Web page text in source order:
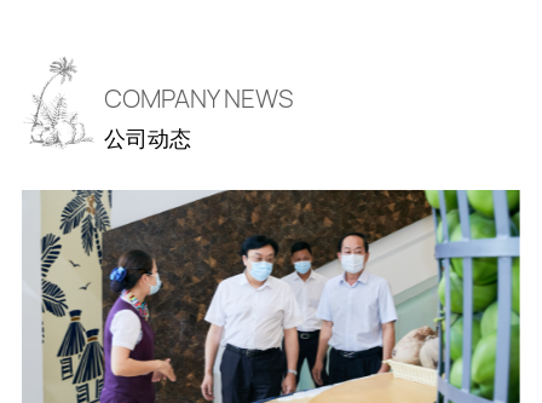
COMPANY NEWS
公司动态